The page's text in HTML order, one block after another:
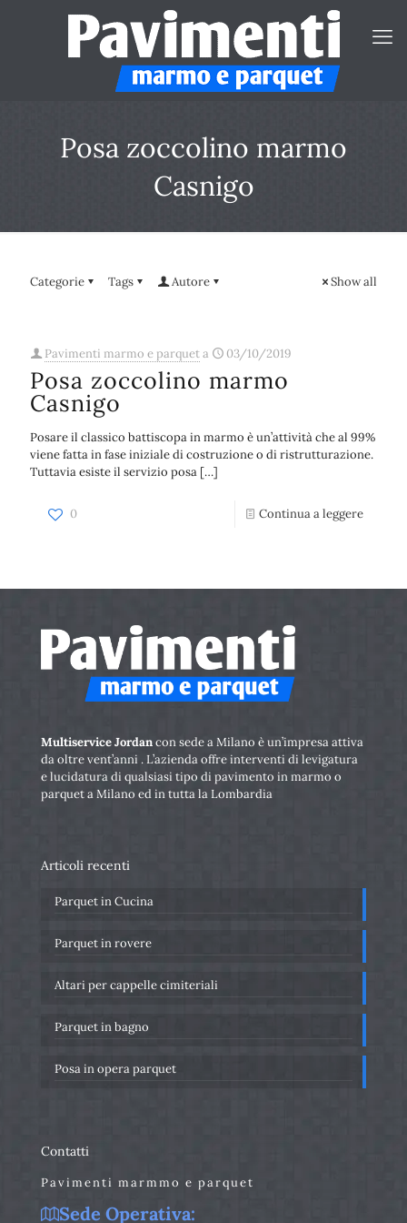
Posa zoccolino marmo
Casnigo
Categorie Tags Autore Show all
Pavimenti marmo e parqueta 03/10/2019
Posa zoccolino marmo
Casnigo
Posare il classico battiscopa in marmo è un’attività che al 99%
viene fatta in fase iniziale di costruzione o di ristrutturazione.
Tuttavia esiste il servizio posa […]
0 Continua a leggere
Multiservice Jordancon sede a Milano è un’impresa attiva
da oltre vent’anni . L’azienda offre interventi di levigatura
e lucidatura di qualsiasi tipo di pavimento in marmo o
parquet a Milano ed in tutta la Lombardia
Articoli recenti
Parquet in Cucina
Parquet in rovere
Altari per cappelle cimiteriali
Parquet in bagno
Posa in opera parquet
Contatti
Pavimenti marmmo e parquet
Sede Operativa: